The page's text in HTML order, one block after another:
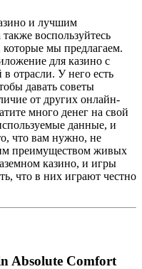
и лучшим
воспользуйтесь
мы предлагаем.
для казино с
отрасли. У него есть
давать советы
от других онлайн-
много денег на свой
данные, и
что вам нужно, не
преимуществом живых
казино, и игры
что в них играют честно
Absolute Comfort